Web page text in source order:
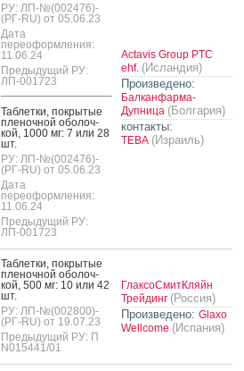
РУ: ЛП-№(002476)-
(РГ-RU) от 05.06.23
Дата
переоформления:
11.06.24
Предыдущий РУ:
ЛП-001723
Таб­летки, пок­ры­тые
пле­ноч­ной обо­лоч­
кой, 1000 мг: 7 или 28
шт.
РУ: ЛП-№(002476)-
(РГ-RU) от 05.06.23
Дата
переоформления:
11.06.24
Предыдущий РУ:
ЛП-001723
Actavis Group PTC
ehf. (Исландия)
Произведено:
Балканфарма-
Дупница (Болгария)
контакты:
ТЕВА (Израиль)
Таб­летки, пок­ры­тые
пле­ноч­ной обо­лоч­
кой, 500 мг: 10 или 42
шт.
РУ: ЛП-№(002800)-
(РГ-RU) от 19.07.23
Предыдущий РУ: П
N015441/01
ГлаксоСмитКляйн
Трейдинг (Россия)
Произведено: Glaxo
Wellcome (Испания)